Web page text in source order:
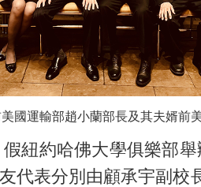
國運輸部趙小蘭部長及其夫婿前
紐約哈佛大學俱樂部
代表分別由顧承宇副